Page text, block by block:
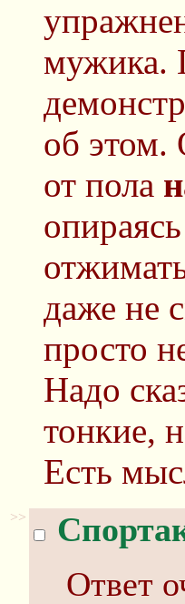
мужика.
об
от пола
даже не
просто
Надо
тонкие,
Есть
>>
Ответ